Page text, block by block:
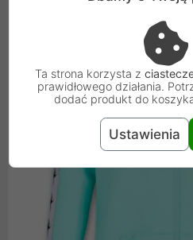
Ta strona korzysta z
prawidłowego działania.
dodać produkt do
Ustawienia